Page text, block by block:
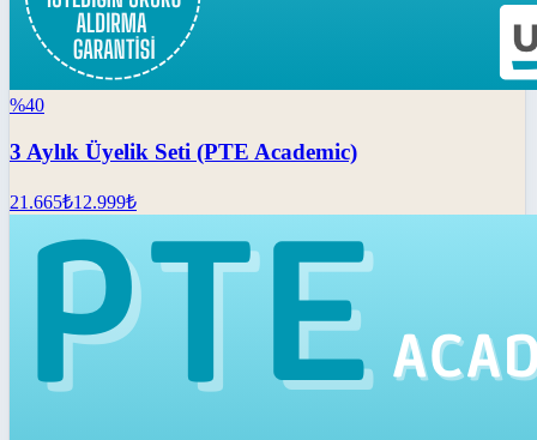
%40
3 Aylık Üyelik Seti (PTE Academic)
21.665₺12.999₺